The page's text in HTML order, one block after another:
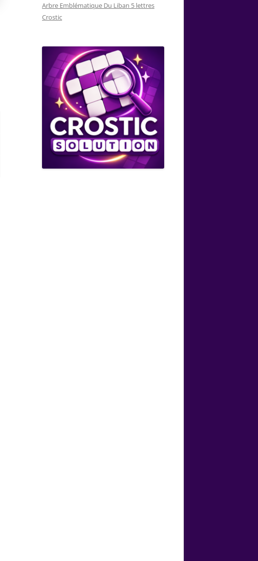
Arbre Emblématique Du Liban 5 lettres
Crostic